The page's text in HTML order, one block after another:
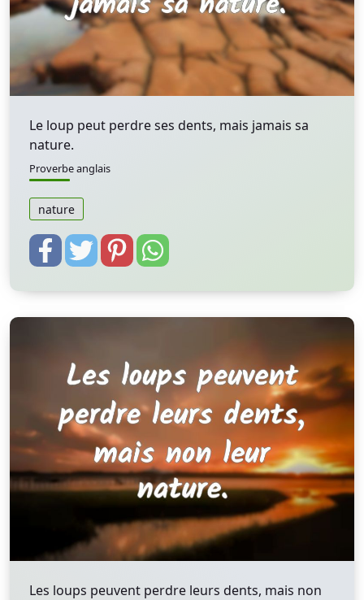
Le loup peut perdre ses dents, mais jamais sa
nature.
Proverbe anglais
nature
Les loups peuvent perdre leurs dents, mais non